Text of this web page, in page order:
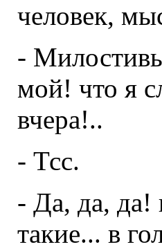
человек,
-
мой! что я
вчера!..
- Тсс.
- Да, да, да!
такие... в